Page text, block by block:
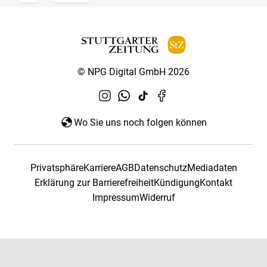
© NPG Digital GmbH 2026
Wo Sie uns noch folgen können
PrivatsphäreKarriereAGBDatenschutzMediadaten
Erklärung zur BarrierefreiheitKündigungKontakt
ImpressumWiderruf